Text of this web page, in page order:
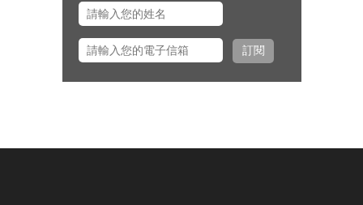
安傳道、大學事工組主任田正平傳
之友並舉辦校園之友會，願主看顧
訂閱